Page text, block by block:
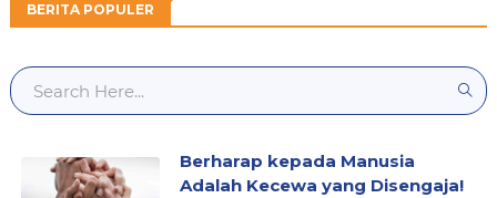
BERITA POPULER
Berharap kepada Manusia
Adalah Kecewa yang Disengaja!